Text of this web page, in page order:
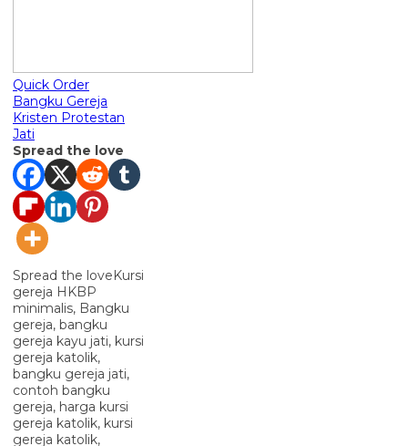
Quick Order
Bangku Gereja
Kristen Protestan
Jati
Spread the love
Spread the loveKursi
gereja HKBP
minimalis, Bangku
gereja, bangku
gereja kayu jati, kursi
gereja katolik,
bangku gereja jati,
contoh bangku
gereja, harga kursi
gereja katolik, kursi
gereja katolik,